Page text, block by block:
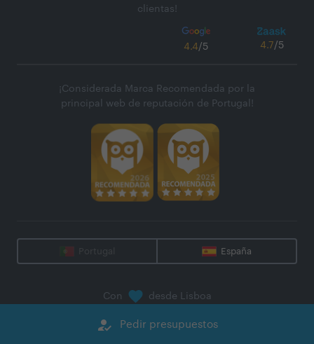
how_to_reg Pedir presupuestos
clientas!
4.4/5 4.7/5
¡Considerada Marca Recomendada por la
principal web de reputación de Portugal!
Portugal España
Con desde Lisboa
Zaask - Plataforma Digital, S.A.